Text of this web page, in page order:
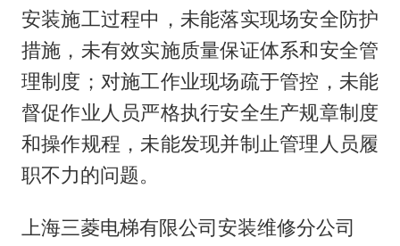
安装施工过程中，未能落实现场安全防护
措施，未有效实施质量保证体系和安全管
理制度；对施工作业现场疏于管控，未能
督促作业人员严格执行安全生产规章制度
和操作规程，未能发现并制止管理人员履
职不力的问题。
上海三菱电梯有限公司安装维修分公司